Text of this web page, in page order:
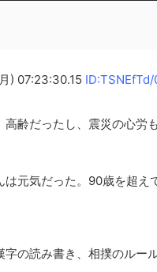
) 07:23:30.15 ID:TSNEfTd/
齢だったし、震災の心労
は元気だった。90歳を超
の読み書き、相撲のルー